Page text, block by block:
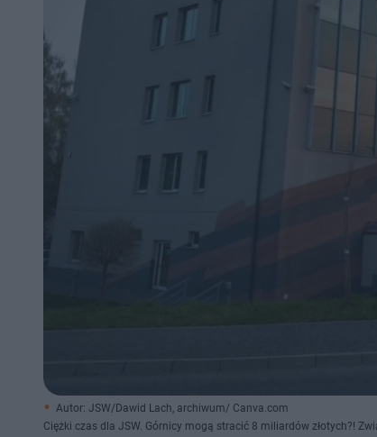
Autor: JSW/Dawid Lach, archiwum/ Canva.com
Ciężki czas dla JSW. Górnicy mogą stracić 8 miliardów złotych?!